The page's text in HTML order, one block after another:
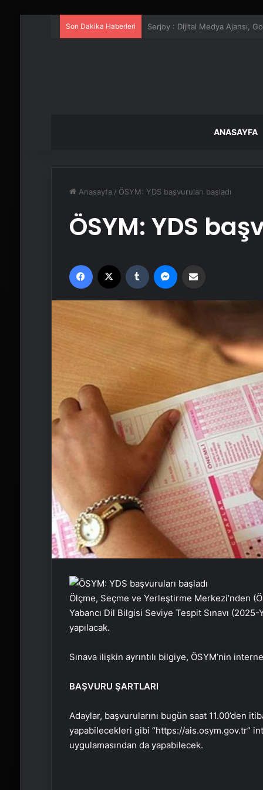
Son Dakika Haberleri UETDS Nedir ? Uetds.com İle
ANASAYFA
Anasayfa / ÖSYM: YDS başvuruları başladı
ÖSYM: YDS
Facebook Tumblr
Ölçme, Seçme ve Yerleştirme Merkezi’nden
Yabancı Dil Bilgisi Seviye Tespit Sınavı
yapılacak.
Sınava ilişkin ayrıntılı bilgiye, ÖSYM’nin
BAŞVURU ŞARTLARI
Adaylar, başvurularını bugün saat 11.00’den
yapabilecekleri gibi “https://ais.osym.gov.tr”
uygulamasından da yapabilecek.